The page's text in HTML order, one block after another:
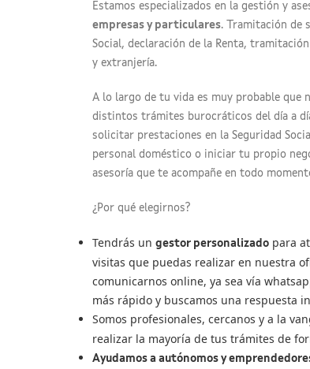
Estamos especializados en la gestión y
empresas y particulares. Tramitación de
Social, declaración de la Renta,
y extranjería.
A lo largo de tu vida es muy probable que
distintos trámites burocráticos del día a
solicitar prestaciones en la Seguridad
personal doméstico o iniciar tu propio
asesoría que te acompañe en todo
¿Por qué elegirnos?
Tendrás un gestor personalizado para
visitas que puedas realizar en nuestra
comunicarnos online, ya sea vía
más rápido y buscamos una respuesta
Somos profesionales, cercanos y a la
realizar la mayoría de tus trámites de
Ayudamos a autónomos y